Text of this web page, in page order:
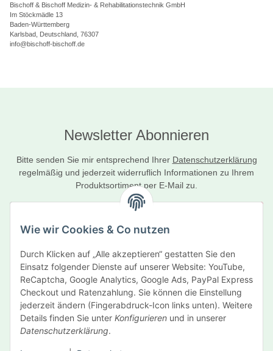
Wie wir Cookies & Co nutzen
Durch Klicken auf „Alle akzeptieren“ gestatten Sie den
Einsatz folgender Dienste auf unserer Website: YouTube,
ReCaptcha, Google Analytics, Google Ads, PayPal Express
Checkout und Ratenzahlung. Sie können die Einstellung
jederzeit ändern (Fingerabdruck-Icon links unten). Weitere
Details finden Sie unter Konfigurieren und in unserer
Datenschutzerklärung.
Bischoff & Bischoff Medizin- & Rehabilitationstechnik GmbH
Im Stöckmädle 13
Baden-Württemberg
Karlsbad, Deutschland, 76307
info@bischoff-bischoff.de
Newsletter Abonnieren
Bitte senden Sie mir entsprechend Ihrer Datenschutzerklärung
regelmäßig und jederzeit widerruflich Informationen zu Ihrem
Produktsortiment per E-Mail zu.
Newsletter Abonnieren
Informationen
Gesetzliche Informationen
Hersteller